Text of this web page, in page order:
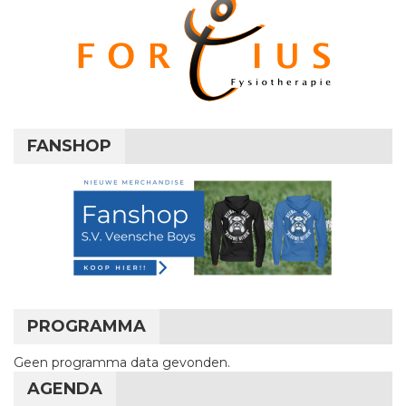
FANSHOP
PROGRAMMA
Geen programma data gevonden.
AGENDA